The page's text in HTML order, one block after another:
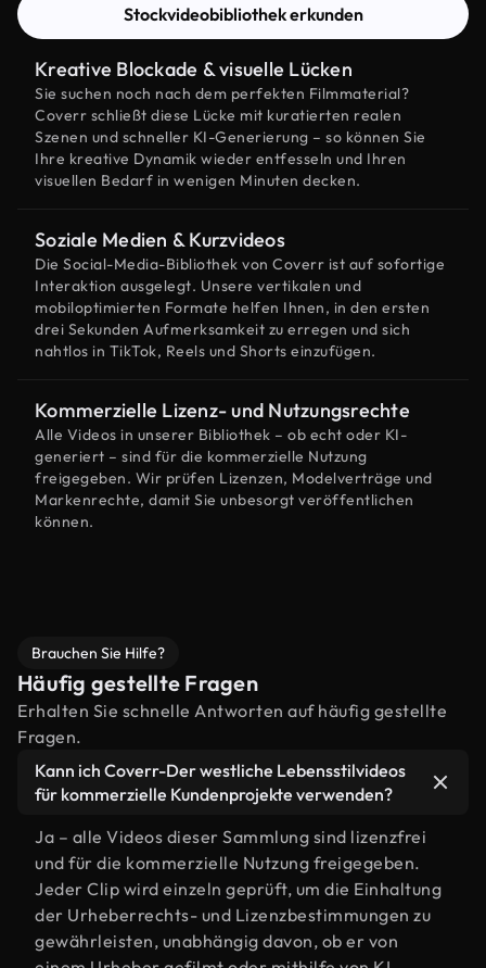
Stockvideobibliothek erkunden
Kreative Blockade & visuelle Lücken
Sie suchen noch nach dem perfekten Filmmaterial?
Coverr schließt diese Lücke mit kuratierten realen
Szenen und schneller KI-Generierung – so können Sie
Ihre kreative Dynamik wieder entfesseln und Ihren
visuellen Bedarf in wenigen Minuten decken.
Soziale Medien & Kurzvideos
Die Social-Media-Bibliothek von Coverr ist auf sofortige
Interaktion ausgelegt. Unsere vertikalen und
mobiloptimierten Formate helfen Ihnen, in den ersten
drei Sekunden Aufmerksamkeit zu erregen und sich
nahtlos in TikTok, Reels und Shorts einzufügen.
Kommerzielle Lizenz- und Nutzungsrechte
Alle Videos in unserer Bibliothek – ob echt oder KI-
generiert – sind für die kommerzielle Nutzung
freigegeben. Wir prüfen Lizenzen, Modelverträge und
Markenrechte, damit Sie unbesorgt veröffentlichen
können.
Brauchen Sie Hilfe?
Häufig gestellte Fragen
Erhalten Sie schnelle Antworten auf häufig gestellte
Fragen.
Kann ich Coverr-Der westliche Lebensstilvideos
für kommerzielle Kundenprojekte verwenden?
Ja – alle Videos dieser Sammlung sind lizenzfrei
und für die kommerzielle Nutzung freigegeben.
Jeder Clip wird einzeln geprüft, um die Einhaltung
der Urheberrechts- und Lizenzbestimmungen zu
gewährleisten, unabhängig davon, ob er von